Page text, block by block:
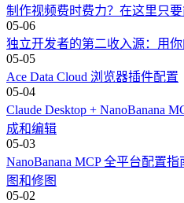
制作视频费时费力？在这里只
05-06
独立开发者的第二收入源：用
05-05
Ace Data Cloud 浏览器插件配置
05-04
Claude Desktop + NanoBanana
成和编辑
05-03
NanoBanana MCP 全平台配置
图和修图
05-02